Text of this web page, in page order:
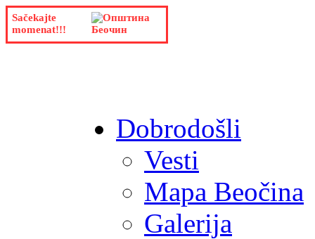
Sačekajte
momenat!!!
Dobrodošli
Vesti
Mapa Beočina
Galerija